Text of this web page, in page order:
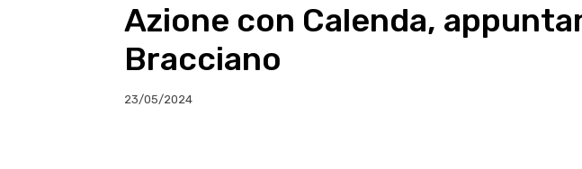
Azione con Calenda,
Bracciano
23/05/2024